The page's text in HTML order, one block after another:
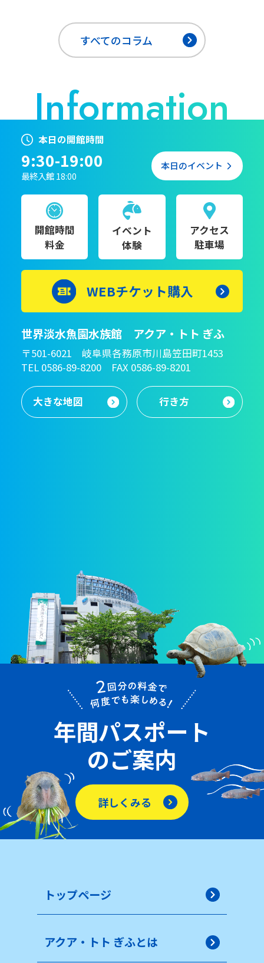
すべてのコラム
本日の開館時間
9:30-19:00
最終入館 18:00
本日のイベント
開館時間
料金
イベント
体験
アクセス
駐車場
WEBチケット購入
世界淡水魚園水族館 アクア・トト ぎふ
〒501-6021 岐阜県各務原市川島笠田町1453
TEL 0586-89-8200 FAX 0586-89-8201
大きな地図 行き方
年間パスポート
のご案内
詳しくみる
トップページ
アクア・トト ぎふとは